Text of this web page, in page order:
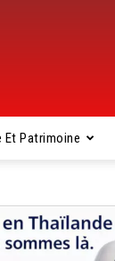
Et Patrimoine